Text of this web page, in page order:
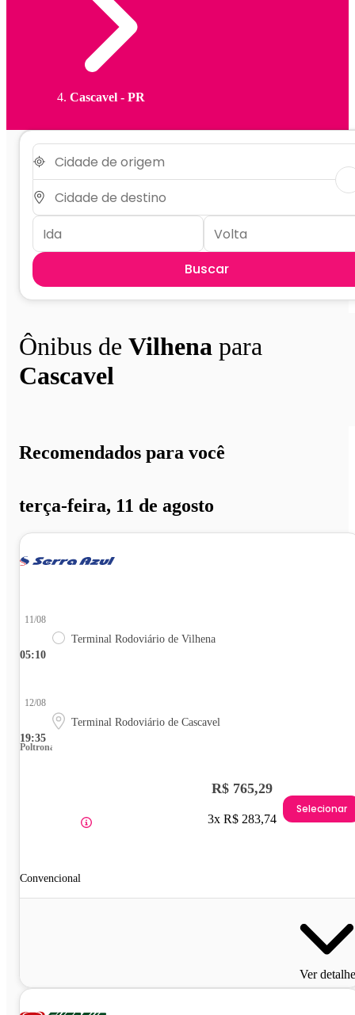
Cascavel - PR
Buscar
Ônibus de Vilhena para
Cascavel
Recomendados para você
terça-feira, 11 de agosto
05:10
11/08
Terminal Rodoviário de Vilhena
19:35
12/08
Terminal Rodoviário de Cascavel
Poltrona
Convencional
R$ 765,29
3x R$ 283,74
Selecionar
Ver